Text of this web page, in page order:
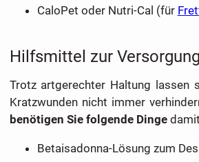
CaloPet oder Nutri-Cal (für
Hilfsmittel zur
Trotz artgerechter Haltung lassen
Kratzwunden nicht immer
benötigen Sie folgende Dinge
Betaisadonna-Lösung zum